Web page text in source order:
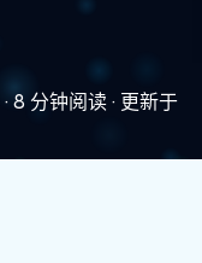
·8 分钟阅读· 更新于